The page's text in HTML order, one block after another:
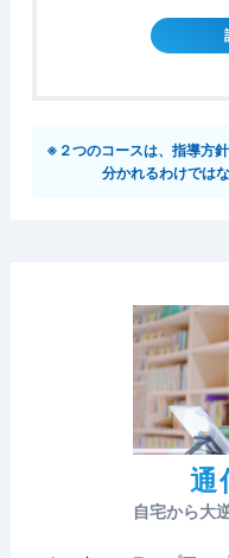
※２つのコースは、指導方
分かれるわけでは
通
自宅から大